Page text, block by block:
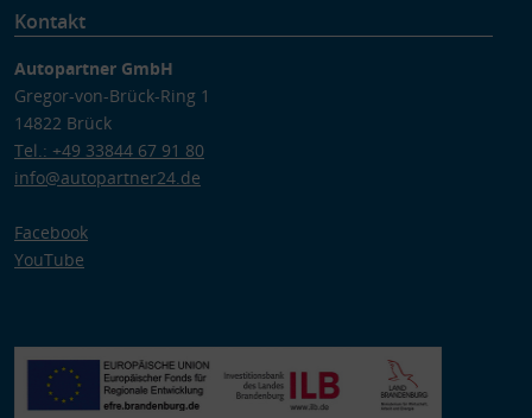
Kontakt
Autopartner GmbH
Gregor-von-Brück-Ring 1
14822 Brück
Tel.: +49 33844 67 91 80
info@autopartner24.de
Facebook
YouTube